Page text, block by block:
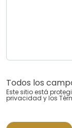
Todos los
Este sitio está
privacidad y los